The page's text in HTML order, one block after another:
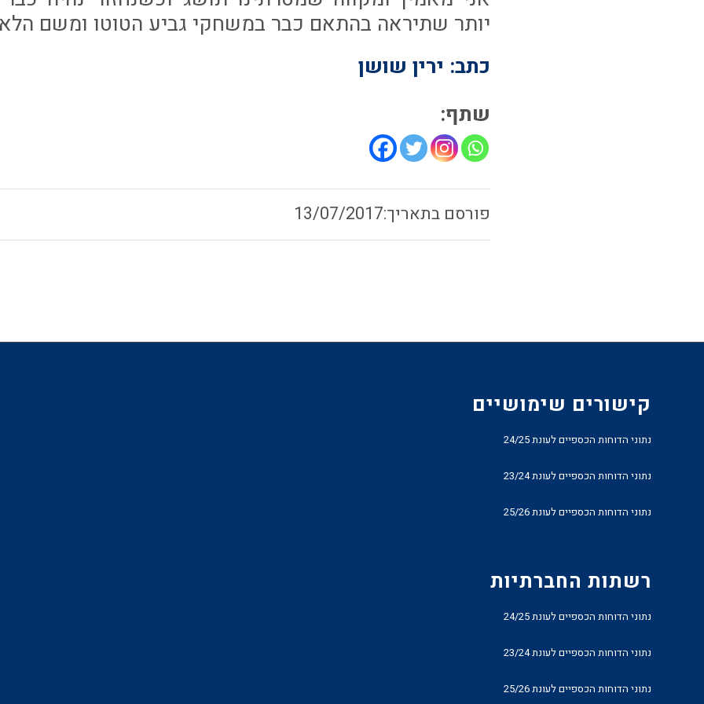
יותר שתיראה בהתאם כבר במשחקי גביע הטוטו ומשם
כתב: ירין שושן
שתף:
13/07/2017
קישורים שימושיים
נתוני הדוחות הכספיים לעונת 24/25
נתוני הדוחות הכספיים לעונת 23/24
נתוני הדוחות הכספיים לעונת 25/26
רשתות החברתיות
נתוני הדוחות הכספיים לעונת 24/25
נתוני הדוחות הכספיים לעונת 23/24
נתוני הדוחות הכספיים לעונת 25/26